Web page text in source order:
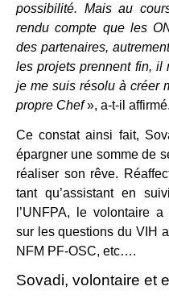
possibilité. Mais au
rendu compte que les
des partenaires,
les projets prennent fin, il
je me suis résolu à créer
propre Chef», a-t-il affirmé.
Ce constat ainsi fait,
épargner une somme de
réaliser son rêve.
tant qu’assistant en
l’UNFPA, le volontaire
sur les questions du VIH
NFM PF-OSC, etc….
Sovadi, volontaire et